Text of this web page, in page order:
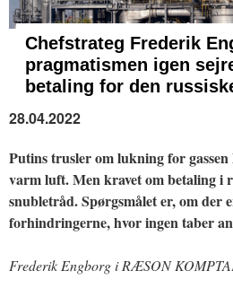
Chefstrateg Frederik
pragmatismen igen
betaling for den
28.04.2022
Putins trusler om lukning for
varm luft. Men kravet om betaling i
snubletråd. Spørgsmålet er, om der
forhindringerne, hvor ingen taber
Frederik Engborg i RÆSON